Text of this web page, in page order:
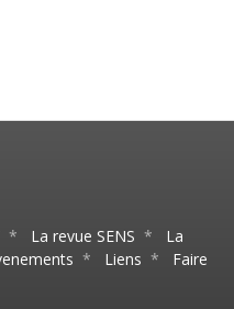
* La revue SENS * La
* Liens * Faire